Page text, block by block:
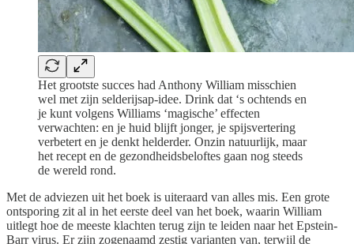
Het grootste succes had Anthony William misschien
wel met zijn selderijsap-idee. Drink dat ‘s ochtends en
je kunt volgens Williams ‘magische’ effecten
verwachten: en je huid blijft jonger, je spijsvertering
verbetert en je denkt helderder. Onzin natuurlijk, maar
het recept en de gezondheidsbeloftes gaan nog steeds
de wereld rond.
Met de adviezen uit het boek is uiteraard van alles mis. Een grote
ontsporing zit al in het eerste deel van het boek, waarin William
uitlegt hoe de meeste klachten terug zijn te leiden naar het Epstein-
Barr virus. Er zijn zogenaamd zestig varianten van, terwijl de